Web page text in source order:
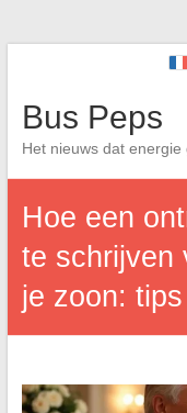
Bus Peps
Het nieuws dat energie
Hoe een
te schrijven
je zoon: